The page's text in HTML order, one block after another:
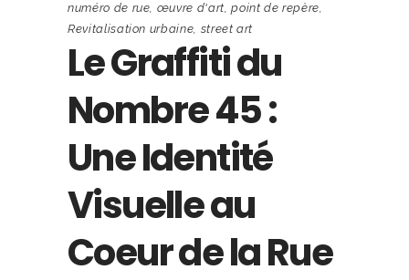
numéro de rue, œuvre d'art,point de repère,
Revitalisation urbaine, street art
Le Graffiti du
Nombre 45 :
Une Identité
Visuelle au
Coeur de la Rue